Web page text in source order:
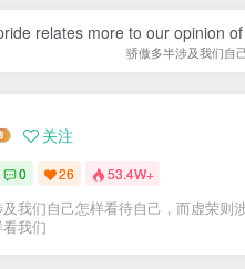
relates more to our opinion
骄傲多半涉及我们自
关注
0 26 53.4W+
我们自己怎样看待自己，而虚荣则
我们